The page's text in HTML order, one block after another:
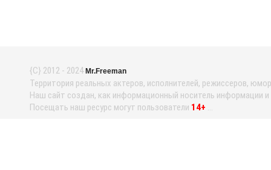
{С} 2012 - 2024 Mr.Freeman
Территория реальных актеров, исполнителей, режиссеров,
Наш сайт создан, как информационный носитель информации и
Посещать наш ресурс могут пользователи 14+ ...